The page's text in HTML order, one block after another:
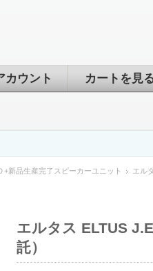
カウント カートを見
+新品生産完了スピーカーユニット
エル
エルタス ELTUS
託）